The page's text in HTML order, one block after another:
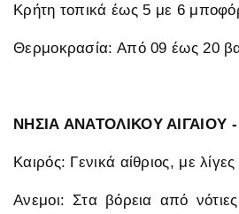
Κρήτη τοπικά έως 5 με 6
Θερμοκρασία: Από 09 έως 20
ΝΗΣΙΑ ΑΝΑΤΟΛΙΚΟΥ
Καιρός: Γενικά αίθριος, με
Ανεμοι: Στα βόρεια από